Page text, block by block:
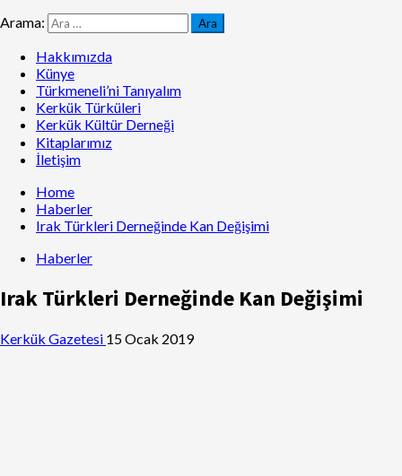
Arama:
Hakkımızda
Künye
Türkmeneli’ni Tanıyalım
Kerkük Türküleri
Kerkük Kültür Derneği
Kitaplarımız
İletişim
Home
Haberler
Irak Türkleri Derneğinde Kan Değişimi
Haberler
Irak Türkleri Derneğinde Kan Değişimi
Kerkük Gazetesi 15 Ocak 2019